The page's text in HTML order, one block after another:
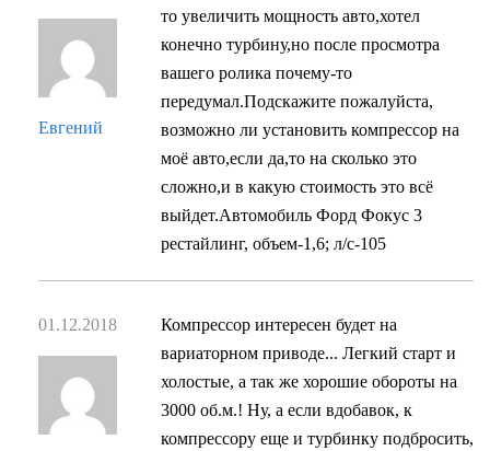
Евгений
то увеличить мощность авто,хотел
конечно турбину,но после просмотра
вашего ролика почему-то
передумал.Подскажите пожалуйста,
возможно ли установить компрессор на
моё авто,если да,то на сколько это
сложно,и в какую стоимость это всё
выйдет.Автомобиль Форд Фокус 3
рестайлинг, объем-1,6; л/с-105
01.12.2018
Компрессор интересен будет на
вариаторном приводе... Легкий старт и
холостые, а так же хорошие обороты на
3000 об.м.! Ну, а если вдобавок, к
компрессору еще и турбинку подбросить,